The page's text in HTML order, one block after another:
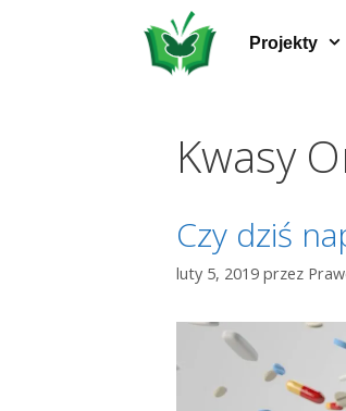
Projekty
Kwasy
Czy dziś
luty 5, 2019 przez